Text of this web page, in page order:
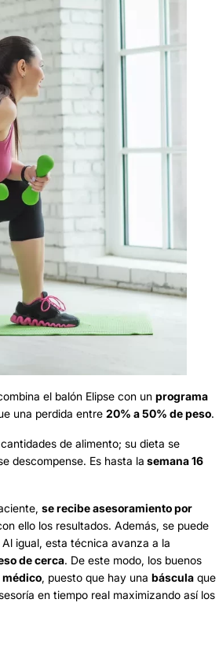
el balón Elipse con un programa
una perdida entre 20% a 50% de peso.
de alimento; su dieta se
descompense. Es hasta la semana 16
se recibe asesoramiento por
ello los resultados. Además, se puede
Al igual, esta técnica avanza a la
de cerca. De este modo, los buenos
, puesto que hay una báscula que
en tiempo real maximizando así los